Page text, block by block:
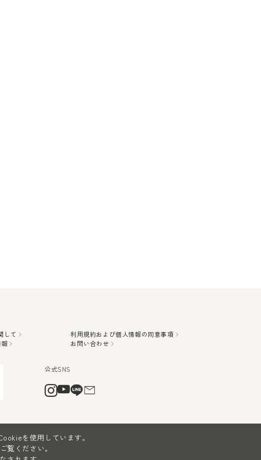
して
利用規約および個人情報の同意事項
お問い合わせ
を使用しています。
覧ください。